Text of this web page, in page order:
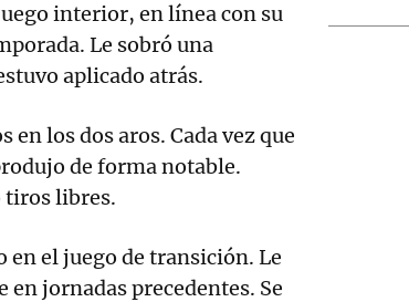
interior, en línea con su
Le sobró una
aplicado atrás.
los dos aros. Cada vez que
de forma notable.
tiros libres.
el juego de transición. Le
jornadas precedentes. Se